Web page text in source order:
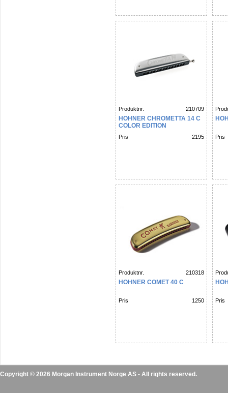
Produktnr. 210709
HOHNER CHROMETTA 14 C
COLOR EDITION
Pris 2195 Pris
Produktnr. 210318
HOHNER COMET 40 C
Pris 1250 Pris
Copyright © 2026 Morgan Instrument Norge AS - All rights reserved.